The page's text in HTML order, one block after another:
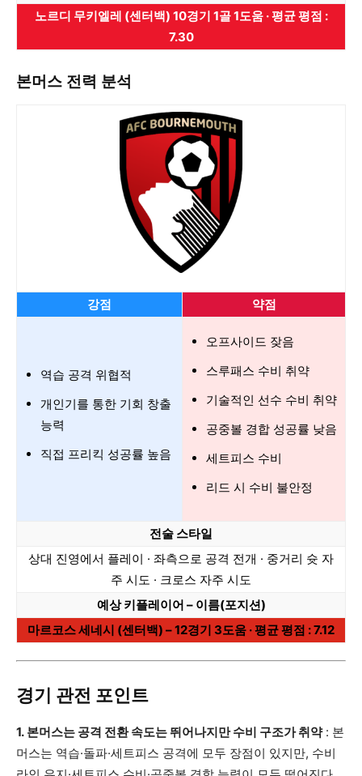
노르디 무키엘레 (센터백) 10경기 1골 1도움 · 평균 평점 :
7.30
본머스 전력 분석
강점 약점
역습 공격 위협적
개인기를 통한 기회 창출
능력
직접 프리킥 성공률 높음
오프사이드 잦음
스루패스 수비 취약
기술적인 선수 수비 취약
공중볼 경합 성공률 낮음
세트피스 수비
리드 시 수비 불안정
전술 스타일
상대 진영에서 플레이 · 좌측으로 공격 전개 · 중거리 슛 자
주 시도 · 크로스 자주 시도
예상 키플레이어 – 이름(포지션)
마르코스 세네시 (센터백) – 12경기 3도움 · 평균 평점 : 7.12
경기 관전 포인트
1. 본머스는 공격 전환 속도는 뛰어나지만 수비 구조가 취약: 본
머스는 역습·돌파·세트피스 공격에 모두 장점이 있지만, 수비